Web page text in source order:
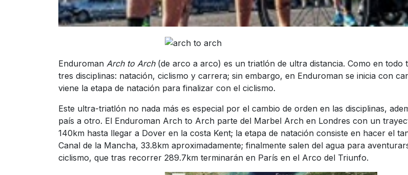
Enduroman Arch to Arch(de arco a arco) es un triatlón de ultra distancia. Como en todo
tres disciplinas: natación, ciclismo y carrera; sin embargo, en Enduroman se inicia con
viene la etapa de natación para finalizar con el ciclismo.
Este ultra-triatlón no nada más es especial por el cambio de orden en las disciplinas,
país a otro. El Enduroman Arch to Arch parte del Marbel Arch en Londres con un
140km hasta llegar a Dover en la costa Kent; la etapa de natación consiste en hacer el
Canal de la Mancha, 33.8km aproximadamente; finalmente salen del agua para
ciclismo, que tras recorrer 289.7km terminarán en París en el Arco del Triunfo.